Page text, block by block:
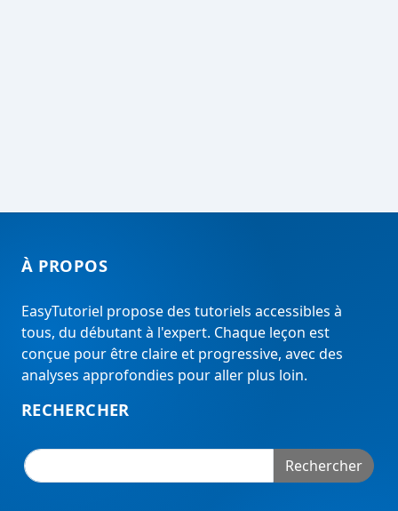
À PROPOS
EasyTutoriel propose des tutoriels accessibles à
tous, du débutant à l'expert. Chaque leçon est
conçue pour être claire et progressive, avec des
analyses approfondies pour aller plus loin.
RECHERCHER
Rechercher